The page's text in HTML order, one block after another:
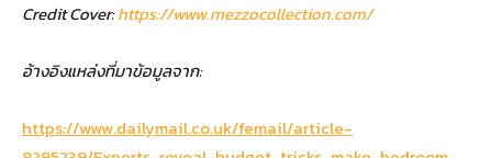
Credit Cover:https://www.mezzocollection.com/
อ้างอิงแหล่งที่มาข้อมูลจาก:
https://www.dailymail.co.uk/femail/article-